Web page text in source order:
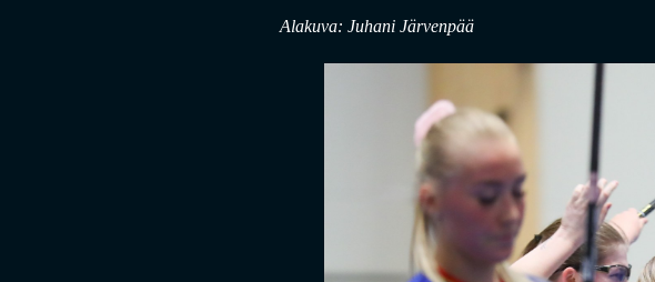
Alakuva: Juhani Järvenpää